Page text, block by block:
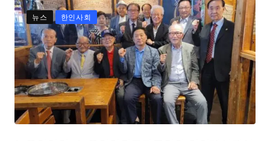
뉴스 한인사회